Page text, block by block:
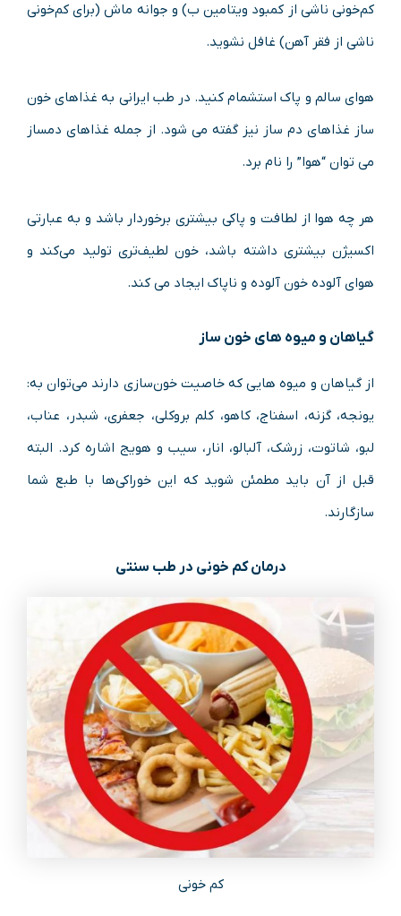
کم‌خونی ناشی از کمبود ویتامین ب) و جوانه ماش (برای کم‌خونی
ناشی از فقر آهن) غافل نشوید.
هوای سالم و پاک استشمام کنید. در طب ایرانی به غذاهای خون
‌ساز غذاهای دم ساز نیز گفته می ‌شود. از جمله غذاهای دمساز
می ‌توان “هوا” را نام برد.
هر چه هوا از لطافت و پاکی بیشتری برخوردار باشد و به ‌عبارتی
اکسیژن بیشتری داشته باشد، خون لطیف‌تری تولید می‌کند و
هوای آلوده خون ‌آلوده و ناپاک ایجاد می کند.
گیاهان و میوه‌ های خون ‌ساز
از گیاهان و میوه ‌هایی که خاصیت خون‌سازی دارند می‌توان به:
یونجه، گزنه، اسفناج، کاهو، کلم بروکلی، جعفری، شبدر، عناب،
لبو، شاتوت، زرشک، آلبالو، انار، سیب و هویج اشاره کرد. البته
قبل‌ از آن باید مطمئن شوید که این خوراکی‌ها با طبع شما
سازگارند.
درمان کم خونی در طب سنتی
کم خونی